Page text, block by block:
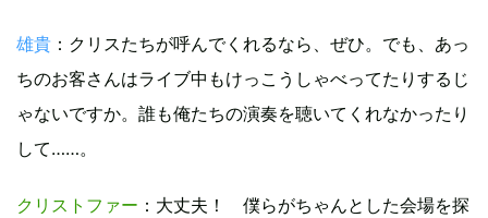
雄貴 ：クリスたちが呼んでくれるなら、ぜひ。でも、あっ
ちのお客さんはライブ中もけっこうしゃべってたりするじ
ゃないですか。誰も俺たちの演奏を聴いてくれなかったり
して……。
クリストファー ：大丈夫！ 僕らがちゃんとした会場を探